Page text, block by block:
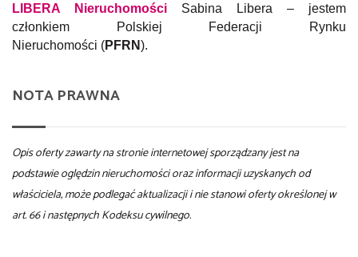
LIBERA Nieruchomości Sabina Libera – jestem
członkiem Polskiej Federacji Rynku
Nieruchomości (PFRN).
NOTA PRAWNA
Opis oferty zawarty na stronie internetowej sporządzany jest na
podstawie oględzin nieruchomości oraz informacji uzyskanych od
właściciela, może podlegać aktualizacji i nie stanowi oferty określonej w
art. 66 i następnych Kodeksu cywilnego.